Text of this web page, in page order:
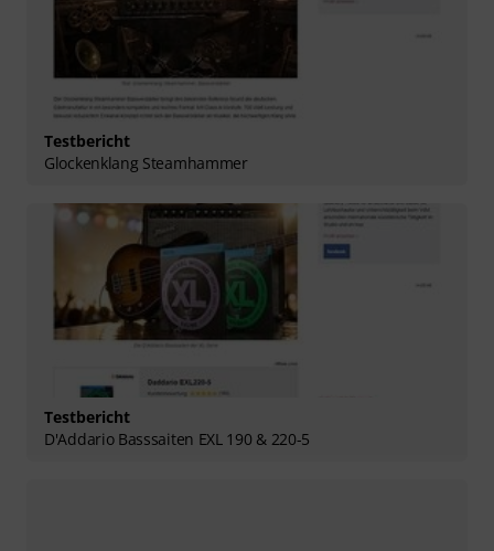
Testbericht
Glockenklang Steamhammer
Testbericht
D'Addario Basssaiten EXL 190 & 220-5